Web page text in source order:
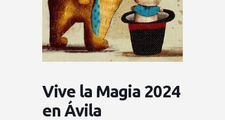
Vive la Magia 2024
en Ávila